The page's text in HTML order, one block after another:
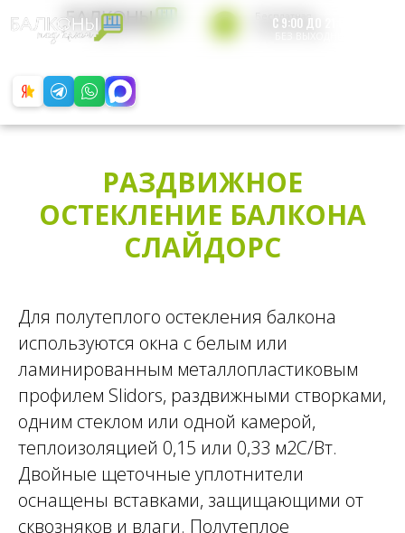
С 9:00 ДО 21:00
Бесплатная
консультация
РАЗДВИЖНОЕ
ОСТЕКЛЕНИЕ БАЛКОНА
СЛАЙДОРС
Для полутеплого остекления балкона
используются окна с белым или
ламинированным металлопластиковым
профилем Slidors, раздвижными створками,
одним стеклом или одной камерой,
теплоизоляцией 0,15 или 0,33 м2С/Вт.
Двойные щеточные уплотнители
оснащены вставками, защищающими от
сквозняков и влаги. Полутеплое